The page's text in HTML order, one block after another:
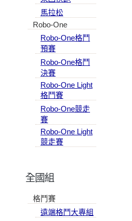
馬拉松
Robo-One
Robo-One格鬥
預賽
Robo-One格鬥
決賽
Robo-One Light
格鬥賽
Robo-One競走
賽
Robo-One Light
競走賽
全國組
格鬥賽
遠端格鬥大專組